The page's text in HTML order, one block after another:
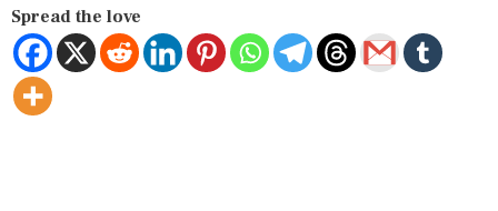
Spread the love